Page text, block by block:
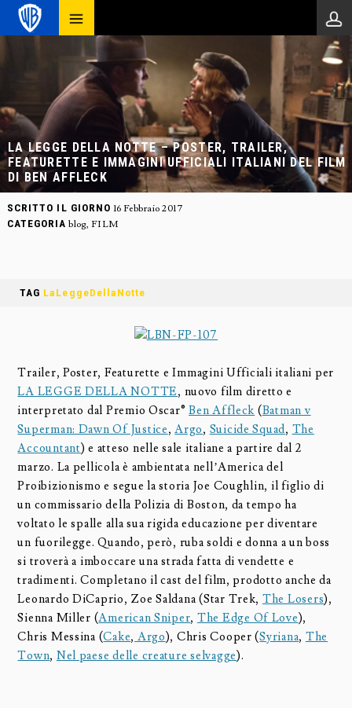
LA LEGGE DELLA NOTTE – POSTER, TRAILER,
FEATURETTE E IMMAGINI UFFICIALI ITALIANI DEL FILM
DI BEN AFFLECK
SCRITTO IL GIORNO 16 Febbraio 2017
CATEGORIA blog, FILM
TAG LaLeggeDellaNotte
Trailer, Poster, Featurette e Immagini Ufficiali italiani per
LA LEGGE DELLA NOTTE, nuovo film diretto e
interpretato dal Premio Oscar®Ben Affleck (Batman v
Superman: Dawn Of Justice,Argo, Suicide Squad, The
Accountant) e atteso nelle sale italiane a partire dal 2
marzo. La pellicola è ambientata nell’America del
Proibizionismo e segue la storia Joe Coughlin, il figlio di
un commissario della Polizia di Boston, da tempo ha
voltato le spalle alla sua rigida educazione per diventare
un fuorilegge. Quando, però, ruba soldi e donna a un boss
si troverà a imboccare una strada fatta di vendette e
tradimenti. Completano il cast del film, prodotto anche da
Leonardo DiCaprio, Zoe Saldana (Star Trek, The Losers),
Sienna Miller (American Sniper, The Edge Of Love),
Chris Messina (Cake, Argo), Chris Cooper (Syriana, The
Town, Nel paese delle creature selvagge).